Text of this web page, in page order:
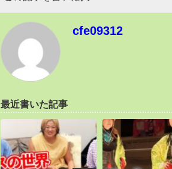
cfe09312
最近書いた記事